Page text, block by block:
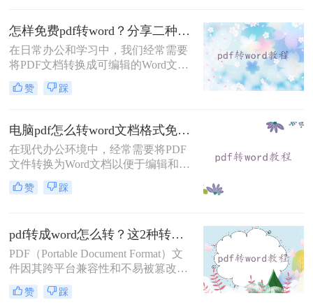
转word免费呢？本文将介绍三种免费
的PDF转Word方法。
怎样免费pdf转word？分享二种常用的转换方法！
在日常办公和学习中，我们经常需要
将PDF文档转换成可编辑的Word文
件。幸运的是，有多种免费的方法可
以实现这一目标。那么怎样免费pdf转
方法。
赞 踩
电脑pdf怎么转word文档格式免费？这2个方法了解一下！
在现代办公环境中，经常需要将PDF
文件转换为Word文档以便于编辑和修
改。对于那些希望节省成本的用户来
说，找到一种免费且有效的PDF转
将介绍两种可以免费使用的PDF转
Word的方法。
赞 踩
pdf转成word怎么转？这2种转换方法你可以轻松学会！
PDF（Portable Document Format）文
件因其跨平台兼容性和不易被篡改的
特性，在文档分享和存储中得到了广
泛应用。然而，有时我们需要对PDF
赞 踩